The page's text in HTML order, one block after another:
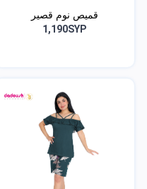
قميص نوم قصير
1,190SYP